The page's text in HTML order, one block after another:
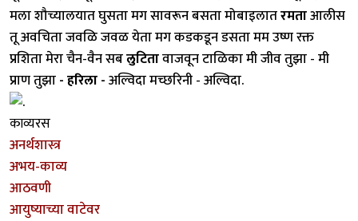
मला शौच्यालयात घुसता मग सावरून बसता मोबाइलातरमताआलीस
तू अवचिता जवळि जवळ येता मग कडकडून डसता मम उष्ण रक्त
प्रशिता मेरा चैन-वैन सबलुटितावाजवून टाळिका मी जीव तुझा - मी
प्राण तुझा- हरिला -अल्विदा मच्छरिनी - अल्विदा.
काव्यरस
अनर्थशास्त्र
अभय-काव्य
आठवणी
आयुष्याच्या वाटेवर